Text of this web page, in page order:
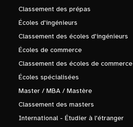
Classement des prépas
Écoles d'ingénieurs
Classement des écoles d'ingénieurs
Écoles de commerce
Classement des écoles de commerce
Écoles spécialisées
Master / MBA / Mastère
Classement des masters
International - Étudier à l'étranger